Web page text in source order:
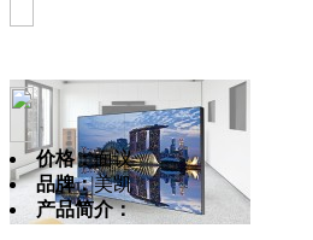
价格：面议
品牌：美凯
产品简介：